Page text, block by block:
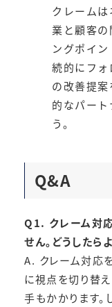
クレーム
業と顧客
ングポイ
続的にフ
の改善提
的なパー
う。
Q&A
Q1. クレーム対
せん。どうしたら
A. クレーム対応
に視点を切り替
手もかかります。